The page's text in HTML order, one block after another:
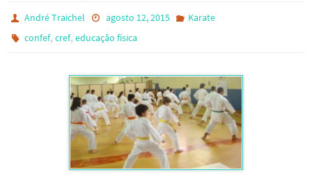
André Traichel agosto 12, 2015
Karate
confef,cref,educação física